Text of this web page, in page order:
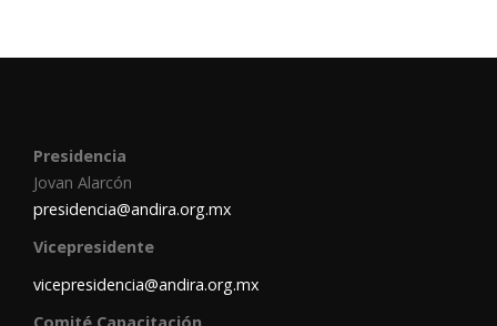
Presidencia
Jovan Alarcón
presidencia@andira.org.mx
Vicepresidente
vicepresidencia@andira.org.mx